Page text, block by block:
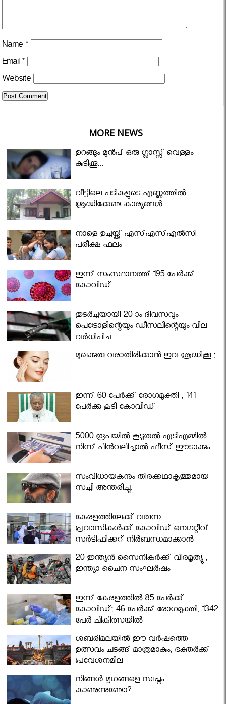
Name *
Email *
Website
MORE NEWS
ഉറങ്ങും മുന്‍പ് ഒരു ഗ്ലാസ്സ് വെള്ളം
കുടിക്കൂ...
വീട്ടിലെ പടികളുടെ എണ്ണത്തിൽ
ശ്രദ്ധിക്കേണ്ട കാര്യങ്ങൾ
നാളെ ഉച്ചയ്ക്ക് എസ്എസ്എല്‍സി
പരീക്ഷ ഫലം
ഇന്ന് സംസ്ഥാനത്ത് 195 പേര്‍ക്ക്
കോവിഡ് ...
തുടർച്ചയായി 20-ാം ദിവസവും
പെട്രോളിന്റെയും ഡീസലിന്റെയും വില
വര്‍ധിപ്പിച്ചു
മുഖക്കുരു വരാതിരിക്കാന്‍ ഇവ ശ്രദ്ധിക്കൂ ;
ഇന്ന് 60 പേർക്ക് രോഗമുക്തി ; 141
പേര്‍ക്കു കൂടി കോവിഡ്
5000 രൂപയിൽ കൂടുതൽ എടിഎമ്മിൽ
നിന്ന് പിൻവലിച്ചാൽ ഫീസ് ഈടാക്കും..
സംവിധായകനും തിരക്കഥാകൃത്തുമായ
സച്ചി അന്തരിച്ചു.
കേരളത്തിലേക്ക് വരുന്ന
പ്രവാസികള്‍ക്ക് കോവിഡ് നെഗറ്റീവ്
സര്‍ട്ടിഫിക്കറ്റ് നിർബന്ധമാക്കാൻ
മന്ത്രിസഭ
20 ഇന്ത്യൻ സൈനികർക്ക് വീരമൃത്യു ;
ഇന്ത്യാ-ചൈന സംഘർഷം
ഇന്ന് കേരളത്തിൽ 85 പേർക്ക്
കോവിഡ്; 46 പേർക്ക് രോഗമുക്തി, 1342
പേർ ചികിത്സയിൽ
ശബരിമലയില്‍ ഈ വർഷത്തെ
ഉത്സവം ചടങ്ങ് മാത്രമാകും; ഭക്തർക്ക്
പ്രവേശനമില്ല
നിങ്ങള്‍ മൃഗങ്ങളെ സ്വപ്നം
കാണുന്നുണ്ടോ?